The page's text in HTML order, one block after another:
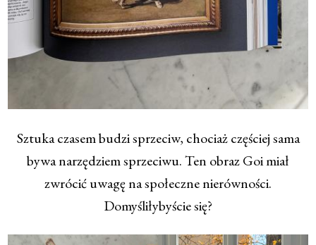
Sztuka czasem budzi sprzeciw, chociaż częściej sama
bywa narzędziem sprzeciwu. Ten obraz Goi miał
zwrócić uwagę na społeczne nierówności.
Domyśliłybyście się?